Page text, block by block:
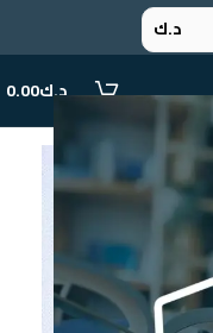
د.ك
ر.س
.د.ب
د.ك0.00